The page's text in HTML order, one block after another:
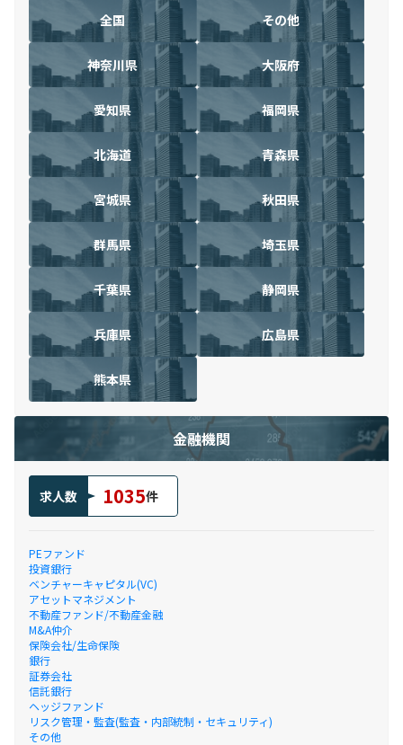
全国 その他
神奈川県 大阪府
愛知県 福岡県
北海道 青森県
宮城県 秋田県
群馬県 埼玉県
千葉県 静岡県
兵庫県 広島県
熊本県
金融機関
求人数 1035件
PEファンド
投資銀行
ベンチャーキャピタル(VC)
アセットマネジメント
不動産ファンド/不動産金融
M&A仲介
保険会社/生命保険
銀行
証券会社
信託銀行
ヘッジファンド
リスク管理・監査(監査・内部統制・セキュリティ)
その他